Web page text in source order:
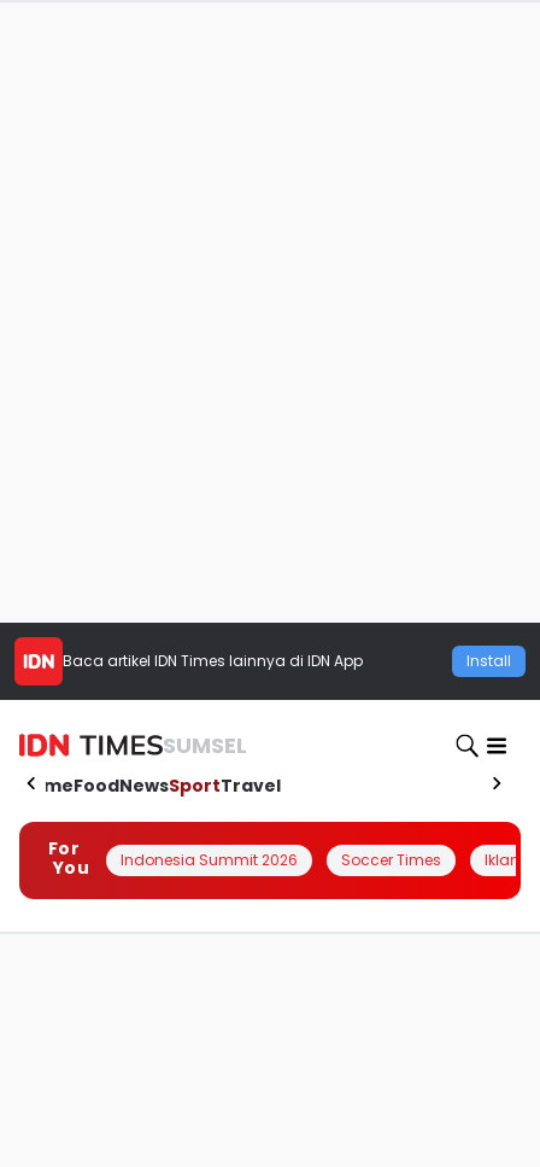
Baca artikel IDN Times lainnya di IDN App Install
SUMSEL
HomeFoodNewsSportTravel
For
You
Indonesia Summit 2026 Soccer Times Iklanin